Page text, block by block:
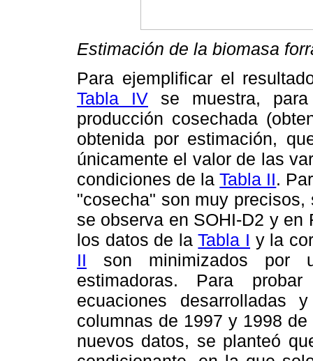
Estimación de la biomasa
Para ejemplificar el
Tabla IV se muestra,
producción cosechada
obtenida por estimación,
únicamente el valor de las
condiciones de laTabla II.
"cosecha" son muy
se observa en SOHI-D2 y en
los datos de laTabla I y la
II son minimizados por
estimadoras. Para
ecuaciones
columnas de 1997 y 1998
nuevos datos, se planteó